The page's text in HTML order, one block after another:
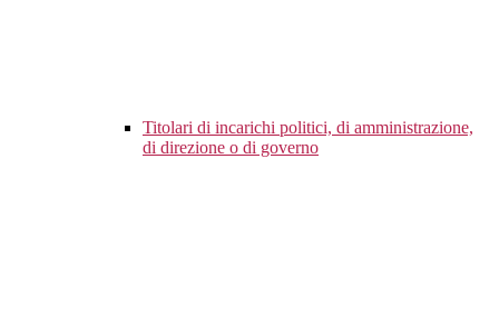
Titolari di incarichi politici, di amministrazione,
di direzione o di governo